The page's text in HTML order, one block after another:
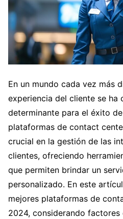
En un mundo cada vez más
experiencia del cliente se
determinante para el éxito
plataformas de contact
crucial en la gestión de las
clientes, ofreciendo
que permiten brindar un
personalizado. En este
mejores plataformas de
2024, considerando